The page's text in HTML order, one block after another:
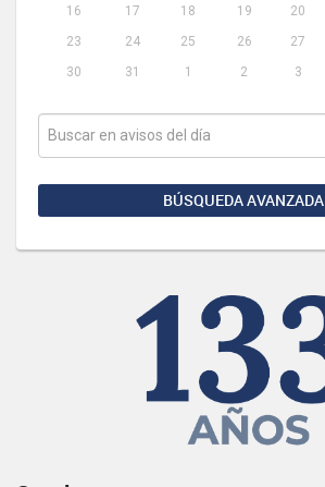
16
17 18 19 20
23
24 25 26 27
30
31 1 2 3
BÚSQUEDA AVANZADA